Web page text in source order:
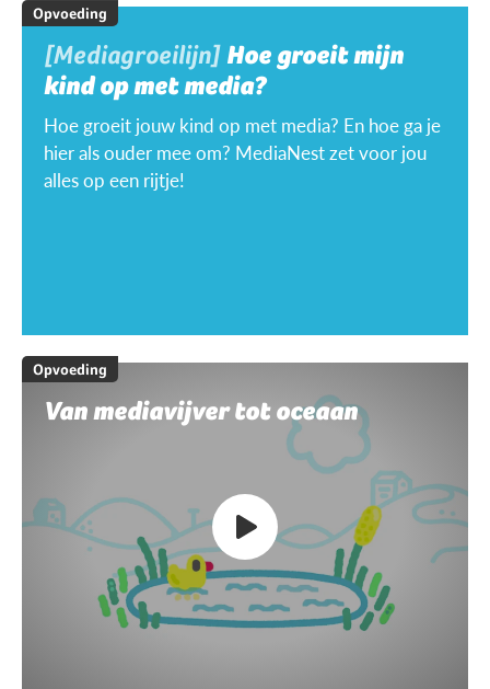
Opvoeding
[Mediagroeilijn] Hoe groeit mijn
kind op met media?
Hoe groeit jouw kind op met media? En hoe ga je
hier als ouder mee om? MediaNest zet voor jou
alles op een rijtje!
Opvoeding
Van mediavijver tot oceaan